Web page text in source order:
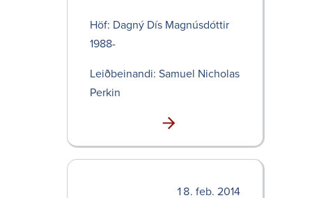
Höf: Dagný Dís Magnús­dóttir
1988-
Leið­bein­andi: Samuel Nicholas
Perkin
feb. 2014